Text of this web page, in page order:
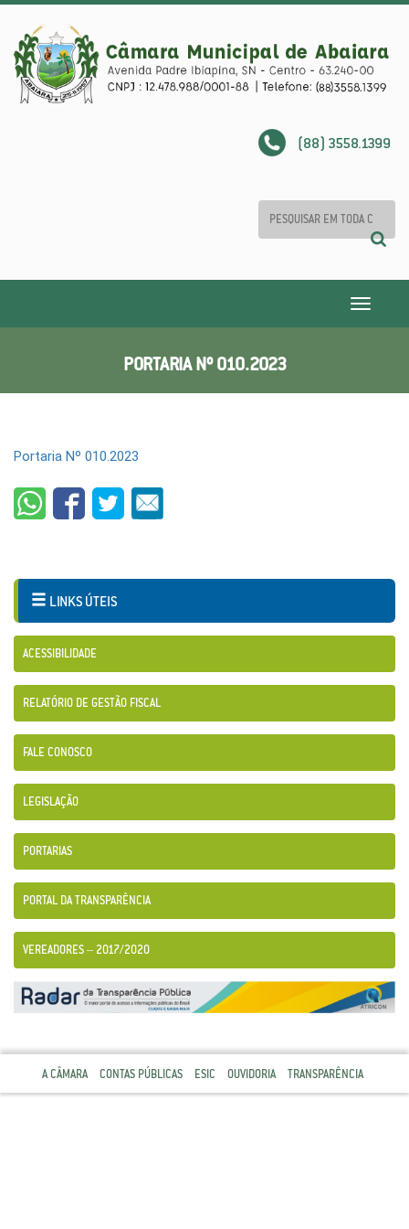
(88) 3558.1399
Toggle
PORTARIA Nº 010.2023
Portaria Nº 010.2023
LINKS ÚTEIS
ACESSIBILIDADE
RELATÓRIO DE GESTÃO FISCAL
FALE CONOSCO
LEGISLAÇÃO
PORTARIAS
PORTAL DA TRANSPARÊNCIA
VEREADORES – 2017/2020
A CÂMARA CONTAS PÚBLICAS ESIC OUVIDORIA TRANSPARÊNCIA